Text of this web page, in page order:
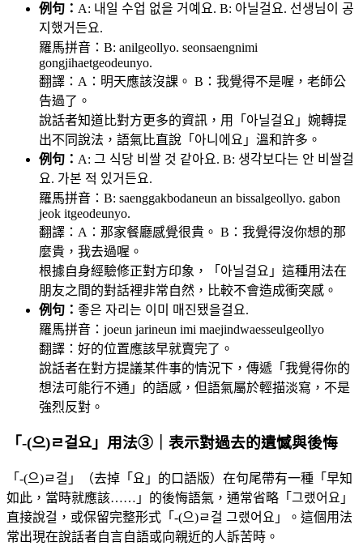
例句： A: 내일 수업 없을 거예요. B: 아닐걸요. 선생님이 공
지했거든요.
羅馬拼音：B: anilgeollyo. seonsaengnimi
gongjihaetgeodeunyo.
翻譯：A：明天應該沒課。 B：我覺得不是喔，老師公
告過了。
說話者知道比對方更多的資訊，用「아닐걸요」婉轉提
出不同說法，語氣比直說「아니에요」溫和許多。
例句： A: 그 식당 비쌀 것 같아요. B: 생각보다는 안 비쌀걸
요. 가본 적 있거든요.
羅馬拼音：B: saenggakbodaneun an bissalgeollyo. gabon
jeok itgeodeunyo.
翻譯：A：那家餐廳感覺很貴。 B：我覺得沒你想的那
麼貴，我去過喔。
根據自身經驗修正對方印象，「아닐걸요」這種用法在
朋友之間的對話裡非常自然，比較不會造成衝突感。
例句： 좋은 자리는 이미 매진됐을걸요.
羅馬拼音：joeun jarineun imi maejindwaesseulgeollyo
翻譯：好的位置應該早就賣完了。
說話者在對方提議某件事的情況下，傳遞「我覺得你的
想法可能行不通」的語感，但語氣屬於輕描淡寫，不是
強烈反對。
「-(으)ㄹ걸요」用法③｜表示對過去的遺憾與後悔
「-(으)ㄹ걸」（去掉「요」的口語版）在句尾帶有一種「早知
如此，當時就應該……」的後悔語氣，通常省略「그랬어요」
直接說걸，或保留完整形式「-(으)ㄹ걸 그랬어요」。這個用法
常出現在說話者自言自語或向親近的人訴苦時。